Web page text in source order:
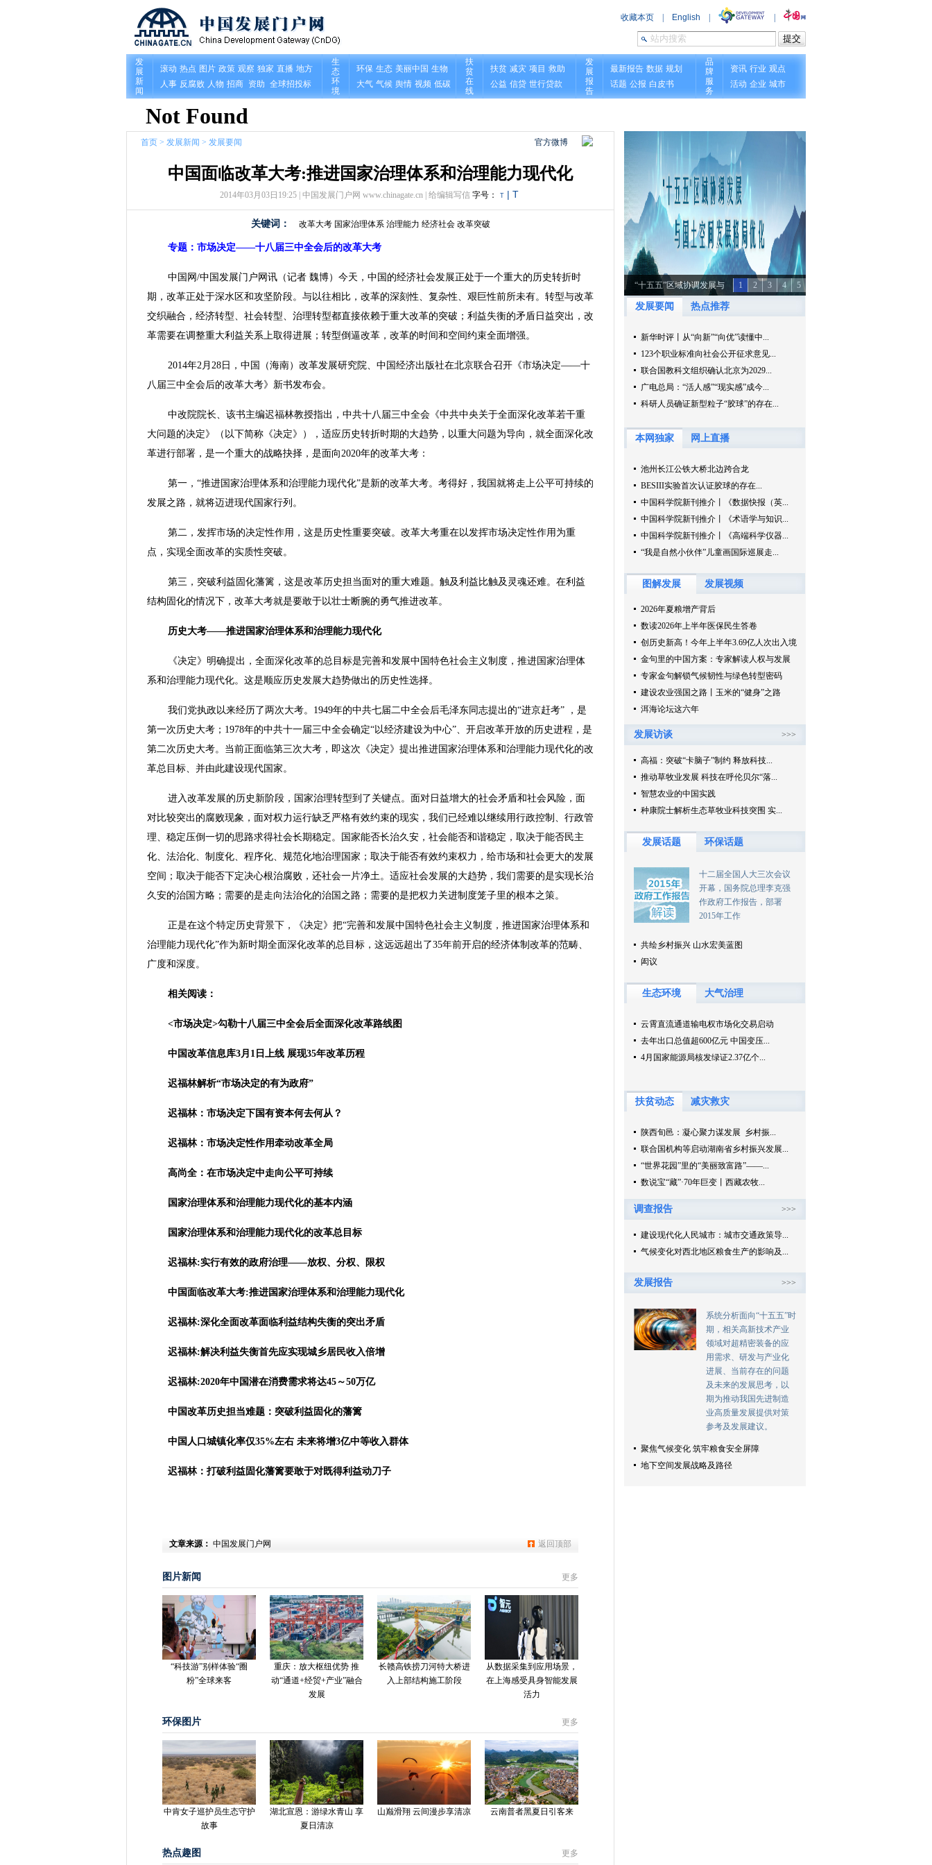
官方微博
首页 > 发展新闻 > 发展要闻
中国面临改革大考:推进国家治理体系和治理能力现代化
2014年03月03日19:25 | 中国发展门户网 www.chinagate.cn | 给编辑写信 字号： T | T
关键词： 改革大考 国家治理体系 治理能力 经济社会 改革突破
专题： 市场决定——十八届三中全会后的改革大考
中国网/中国发展门户网讯（记者 魏博）今天，中国的经济社会发展正处于一个重大的历史转折时
期，改革正处于深水区和攻坚阶段。与以往相比，改革的深刻性、复杂性、艰巨性前所未有。转型与改革
交织融合，经济转型、社会转型、治理转型都直接依赖于重大改革的突破；利益失衡的矛盾日益突出，改
革需要在调整重大利益关系上取得进展；转型倒逼改革，改革的时间和空间约束全面增强。
2014年2月28日，中国（海南）改革发展研究院、中国经济出版社在北京联合召开《市场决定――十
八届三中全会后的改革大考》新书发布会。
中改院院长、该书主编迟福林教授指出，中共十八届三中全会《中共中央关于全面深化改革若干重
大问题的决定》（以下简称《决定》），适应历史转折时期的大趋势，以重大问题为导向，就全面深化改
革进行部署，是一个重大的战略抉择，是面向2020年的改革大考：
第一，“推进国家治理体系和治理能力现代化”是新的改革大考。考得好，我国就将走上公平可持续的
发展之路，就将迈进现代国家行列。
第二，发挥市场的决定性作用，这是历史性重要突破。改革大考重在以发挥市场决定性作用为重
点，实现全面改革的实质性突破。
第三，突破利益固化藩篱，这是改革历史担当面对的重大难题。触及利益比触及灵魂还难。在利益
结构固化的情况下，改革大考就是要敢于以壮士断腕的勇气推进改革。
历史大考——推进国家治理体系和治理能力现代化
《决定》明确提出，全面深化改革的总目标是完善和发展中国特色社会主义制度，推进国家治理体
系和治理能力现代化。这是顺应历史发展大趋势做出的历史性选择。
我们党执政以来经历了两次大考。1949年的中共七届二中全会后毛泽东同志提出的“进京赶考” ，是
第一次历史大考；1978年的中共十一届三中全会确定“以经济建设为中心”、开启改革开放的历史进程，是
第二次历史大考。当前正面临第三次大考，即这次《决定》提出推进国家治理体系和治理能力现代化的改
革总目标、并由此建设现代国家。
进入改革发展的历史新阶段，国家治理转型到了关键点。面对日益增大的社会矛盾和社会风险，面
对比较突出的腐败现象，面对权力运行缺乏严格有效约束的现实，我们已经难以继续用行政控制、行政管
理、稳定压倒一切的思路求得社会长期稳定。国家能否长治久安，社会能否和谐稳定，取决于能否民主
化、法治化、制度化、程序化、规范化地治理国家；取决于能否有效约束权力，给市场和社会更大的发展
空间；取决于能否下定决心根治腐败，还社会一片净土。适应社会发展的大趋势，我们需要的是实现长治
久安的治国方略；需要的是走向法治化的治国之路；需要的是把权力关进制度笼子里的根本之策。
正是在这个特定历史背景下，《决定》把“完善和发展中国特色社会主义制度，推进国家治理体系和
治理能力现代化”作为新时期全面深化改革的总目标，这远远超出了35年前开启的经济体制改革的范畴、
广度和深度。
相关阅读：
<市场决定>勾勒十八届三中全会后全面深化改革路线图
中国改革信息库3月1日上线 展现35年改革历程
迟福林解析“市场决定的有为政府”
迟福林：市场决定下国有资本何去何从？
迟福林：市场决定性作用牵动改革全局
高尚全：在市场决定中走向公平可持续
国家治理体系和治理能力现代化的基本内涵
国家治理体系和治理能力现代化的改革总目标
迟福林:实行有效的政府治理——放权、分权、限权
中国面临改革大考:推进国家治理体系和治理能力现代化
迟福林:深化全面改革面临利益结构失衡的突出矛盾
迟福林:解决利益失衡首先应实现城乡居民收入倍增
迟福林:2020年中国潜在消费需求将达45～50万亿
中国改革历史担当难题：突破利益固化的藩篱
中国人口城镇化率仅35%左右 未来将增3亿中等收入群体
迟福林：打破利益固化藩篱要敢于对既得利益动刀子
返回顶部
文章来源： 中国发展门户网